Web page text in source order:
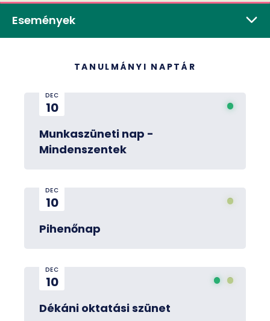
Események
TANULMÁNYI NAPTÁR
DEC
10
Munkaszüneti nap -
Mindenszentek
DEC
10
Pihenőnap
DEC
10
Dékáni oktatási szünet